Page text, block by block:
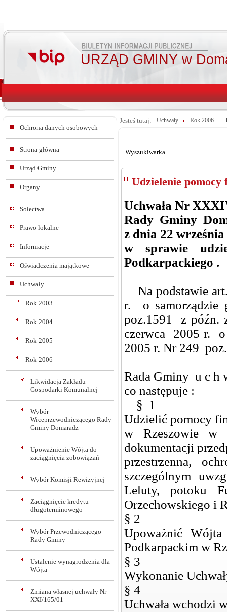
URZĄD GMINY w
Ochrona danych osobowych
Strona główna
Urząd Gminy
Organy
Sołectwa
Prawo lokalne
Informacje
Oświadczenia majątkowe
Uchwały
Rok 2003
Rok 2004
Rok 2005
Rok 2006
Likwidacja Zakładu
Gospodarki Komunalnej
Wybór
Wiceprzewodniczącego Rady
Gminy Domaradz
Upoważnienie Wójta do
zaciągnięcia zobowiązań
Wybór Komisji Rewizyjnej
Zaciągnięcie kredytu
długoterminowego
Wybór Przewodniczącego
Rady Gminy
Ustalenie wynagrodzenia dla
Wójta
Zmiana własnej uchwały Nr
XXI/165/01
Jesteś tutaj: Uchwały Rok 2006
Wyszukiwarka
Udzielenie
Uchwała Nr
Rady Gminy
z dnia 22
w sprawie
Podkarpackiego .
Na podstawie
r. o samorządzie
poz.1591 z
czerwca 2005 r.
2005 r. Nr 249
Rada Gminy u c h
co następuje :
§ 1
Udzielić pomocy
w Rzeszowie
dokumentacji
przestrzenna,
szczególnym
Leluty, potoku
Orzechowskiego i
§ 2
Upoważnić
Podkarpackim w
§ 3
Wykonanie
§ 4
Uchwała wchodzi